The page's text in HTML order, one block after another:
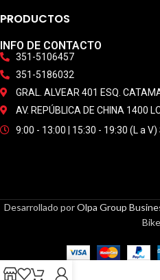
PRODUCTOS
INFO DE CONTACTO
351-5106457
351-5186032
GRAL. ALVEAR 401 ESQ.
AV. REPÚBLICA DE CHINA 1400
9:00 - 13:00 | 15:30 - 19:30 (L a
Desarrollado porOlpa Group